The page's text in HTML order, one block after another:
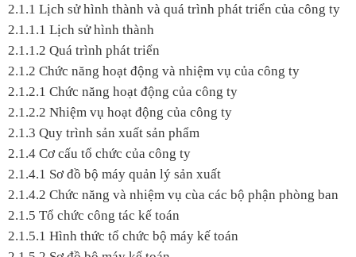
2.1.1 Lịch sử hình thành và quá trình phát triển của công ty
2.1.1.1 Lịch sử hình thành
2.1.1.2 Quá trình phát triển
2.1.2 Chức năng hoạt động và nhiệm vụ của công ty
2.1.2.1 Chức năng hoạt động của công ty
2.1.2.2 Nhiệm vụ hoạt động của công ty
2.1.3 Quy trình sản xuất sản phẩm
2.1.4 Cơ cấu tổ chức của công ty
2.1.4.1 Sơ đồ bộ máy quản lý sản xuất
2.1.4.2 Chức năng và nhiệm vụ cùa các bộ phận phòng ban
2.1.5 Tổ chức công tác kế toán
2.1.5.1 Hình thức tổ chức bộ máy kế toán